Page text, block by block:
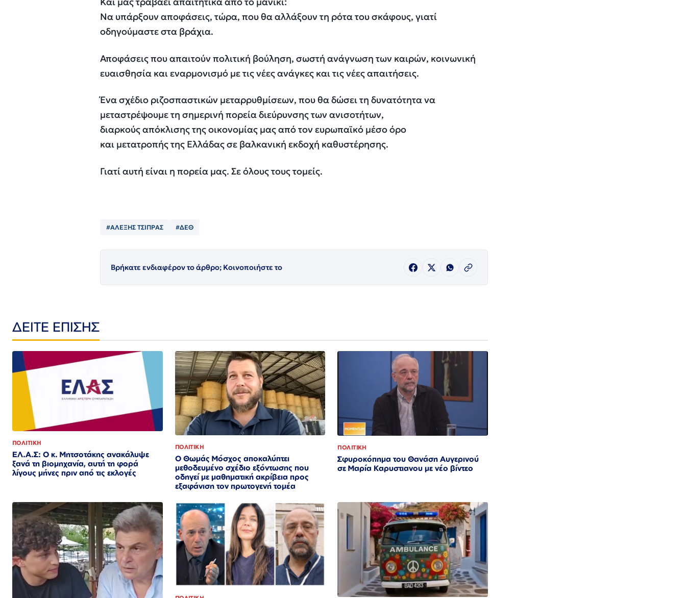
Να υπάρξουν αποφάσεις, τώρα, που θα αλλάξουν τη ρότα του σκάφους, γιατί
οδηγούμαστε στα βράχια.
Αποφάσεις που απαιτούν πολιτική βούληση, σωστή ανάγνωση των καιρών, κοινωνική
ευαισθησία και εναρμονισμό με τις νέες ανάγκες και τις νέες απαιτήσεις.
Ένα σχέδιο ριζοσπαστικών μεταρρυθμίσεων, που θα δώσει τη δυνατότητα να
μεταστρέψουμε τη σημερινή πορεία διεύρυνσης των ανισοτήτων,
διαρκούς απόκλισης της οικονομίας μας από τον ευρωπαϊκό μέσο όρο
και μετατροπής της Ελλάδας σε βαλκανική εκδοχή καθυστέρησης.
Γιατί αυτή είναι η πορεία μας. Σε όλους τους τομείς.
#ΑΛΕΞΗΣ ΤΣΙΠΡΑΣ #ΔΕΘ
Βρήκατε ενδιαφέρον το άρθρο; Κοινοποιήστε το
ΔΕΙΤΕ ΕΠΙΣΗΣ
ΠΟΛΙΤΙΚΗ
ΕΛ.Α.Σ: Ο κ. Μητσοτάκης ανακάλυψε
ξανά τη βιομηχανία, αυτή τη φορά
λίγους μήνες πριν από τις εκλογές
ΠΟΛΙΤΙΚΗ
Ο Θωμάς Μόσχος αποκαλύπτει
μεθοδευμένο σχέδιο εξόντωσης που
οδηγεί με μαθηματική ακρίβεια προς
εξαφάνιση τον πρωτογενή τομέα
ΠΟΛΙΤΙΚΗ
Σφυροκόπημα του Θανάση Αυγερινού
σε Μαρία Καρυστιανου με νέο βίντεο